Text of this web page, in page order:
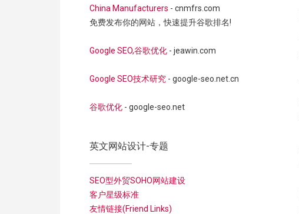
China Manufacturers - cnmfrs.com
免费发布你的网站，快速提升谷歌排名!
Google SEO,谷歌优化 - jeawin.com
Google SEO技术研究 - google-seo.net.cn
谷歌优化 - google-seo.net
英文网站设计-专题
SEO型外贸SOHO网站建设
客户星级标准
友情链接(Friend Links)